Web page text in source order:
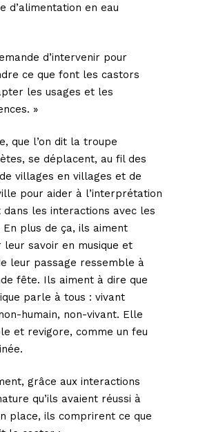
d’alimentation en eau
d’intervenir pour
ce que font les castors
les usages et les
»
que l’on dit la troupe
se déplacent, au fil des
villages en villages et de
pour aider à l’interprétation
dans les interactions avec les
En plus de ça, ils aiment
savoir en musique et
leur passage ressemble à
fête. Ils aiment à dire que
parle à tous : vivant
humain, non-vivant. Elle
et revigore, comme un feu
grâce aux interactions
qu’ils avaient réussi à
place, ils comprirent ce que